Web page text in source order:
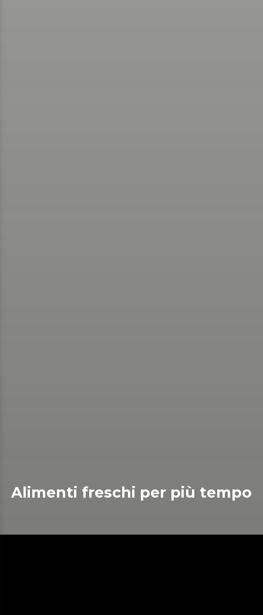
Alimenti freschi per più tempo